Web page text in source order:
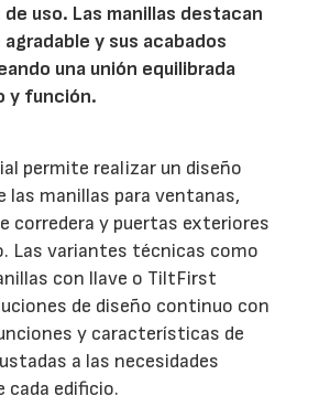
uso. Las manillas destacan
y sus acabados
una unión equilibrada
y función.
permite realizar un diseño
las manillas para ventanas,
corredera y puertas exteriores
Las variantes técnicas como
con llave o TiltFirst
de diseño continuo con
y características de
a las necesidades
cada edificio.